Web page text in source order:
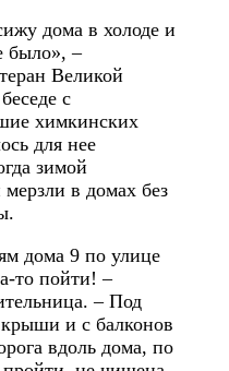
дома в холоде и
было», –
Великой
с
химкинских
для нее
зимой
в домах без
дома 9 по улице
то пойти! –
– Под
крыши и с балконов
вдоль дома, по